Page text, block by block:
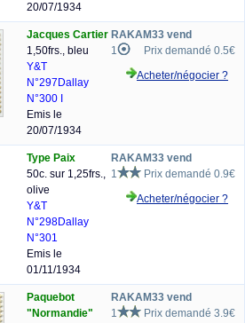
20/07/1934
Jacques Cartier
1,50frs., bleu
Y&T
N°297 Dallay
N°300 I
Emis le
20/07/1934
RAKAM33 vend
1
Prix demandé 0.5€
Acheter/négocier ?
Type Paix
50c. sur 1,25frs.,
olive
Y&T
N°298Dallay
N°301
Emis le
01/11/1934
RAKAM33 vend
1
Prix demandé 0.9€
Acheter/négocier ?
Paquebot
"Normandie"
RAKAM33 vend
1
Prix demandé 3.9€